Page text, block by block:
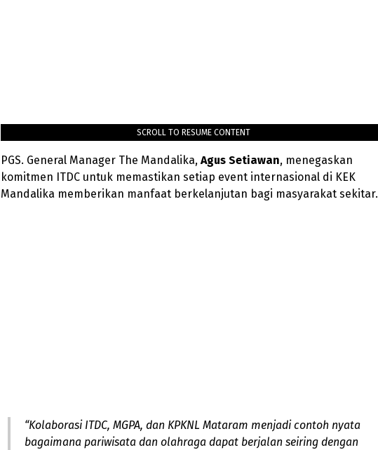
SCROLL TO RESUME CONTENT
PGS. General Manager The Mandalika, Agus Setiawan, menegaskan
komitmen ITDC untuk memastikan setiap event internasional di KEK
Mandalika memberikan manfaat berkelanjutan bagi masyarakat sekitar.
“Kolaborasi ITDC, MGPA, dan KPKNL Mataram menjadi contoh nyata
bagaimana pariwisata dan olahraga dapat berjalan seiring dengan